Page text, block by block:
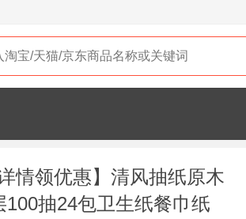
详情领优惠】清风抽纸原木
100抽24包卫生纸餐巾纸